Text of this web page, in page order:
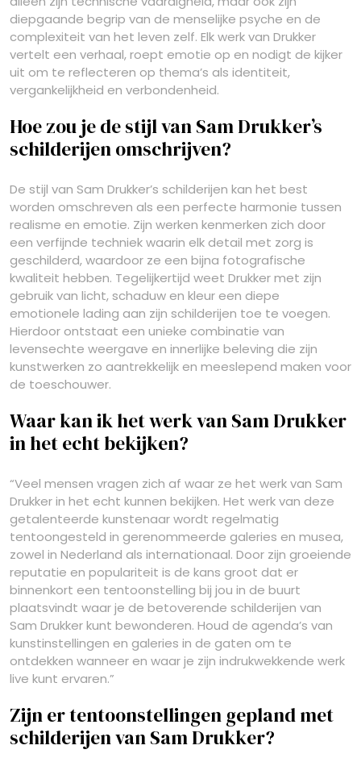
diepgaande begrip van de menselijke psyche en de
complexiteit van het leven zelf. Elk werk van Drukker
vertelt een verhaal, roept emotie op en nodigt de kijker
uit om te reflecteren op thema’s als identiteit,
vergankelijkheid en verbondenheid.
Hoe zou je de stijl van Sam Drukker’s
schilderijen omschrijven?
De stijl van Sam Drukker’s schilderijen kan het best
worden omschreven als een perfecte harmonie tussen
realisme en emotie. Zijn werken kenmerken zich door
een verfijnde techniek waarin elk detail met zorg is
geschilderd, waardoor ze een bijna fotografische
kwaliteit hebben. Tegelijkertijd weet Drukker met zijn
gebruik van licht, schaduw en kleur een diepe
emotionele lading aan zijn schilderijen toe te voegen.
Hierdoor ontstaat een unieke combinatie van
levensechte weergave en innerlijke beleving die zijn
kunstwerken zo aantrekkelijk en meeslepend maken voor
de toeschouwer.
Waar kan ik het werk van Sam Drukker
in het echt bekijken?
“Veel mensen vragen zich af waar ze het werk van Sam
Drukker in het echt kunnen bekijken. Het werk van deze
getalenteerde kunstenaar wordt regelmatig
tentoongesteld in gerenommeerde galeries en musea,
zowel in Nederland als internationaal. Door zijn groeiende
reputatie en populariteit is de kans groot dat er
binnenkort een tentoonstelling bij jou in de buurt
plaatsvindt waar je de betoverende schilderijen van
Sam Drukker kunt bewonderen. Houd de agenda’s van
kunstinstellingen en galeries in de gaten om te
ontdekken wanneer en waar je zijn indrukwekkende werk
live kunt ervaren.”
Zijn er tentoonstellingen gepland met
schilderijen van Sam Drukker?